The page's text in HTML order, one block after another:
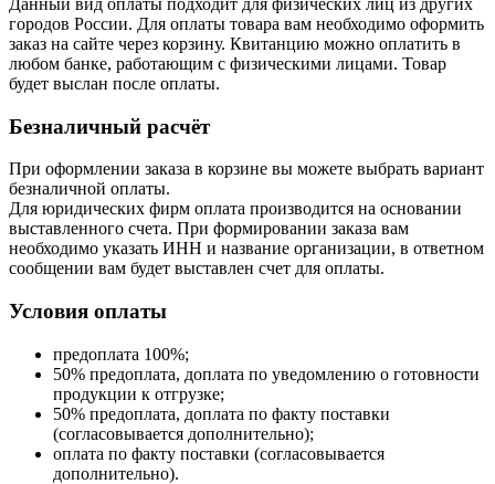
городов России. Для оплаты товара вам необходимо оформить
заказ на сайте через корзину. Квитанцию можно оплатить в
любом банке, работающим с физическими лицами. Товар
будет выслан после оплаты.
Безналичный расчёт
При оформлении заказа в корзине вы можете выбрать вариант
безналичной оплаты.
Для юридических фирм оплата производится на основании
выставленного счета. При формировании заказа вам
необходимо указать ИНН и название организации, в ответном
сообщении вам будет выставлен счет для оплаты.
Условия оплаты
предоплата 100%;
50% предоплата, доплата по уведомлению о готовности
продукции к отгрузке;
50% предоплата, доплата по факту поставки
(согласовывается дополнительно);
оплата по факту поставки (согласовывается
дополнительно).